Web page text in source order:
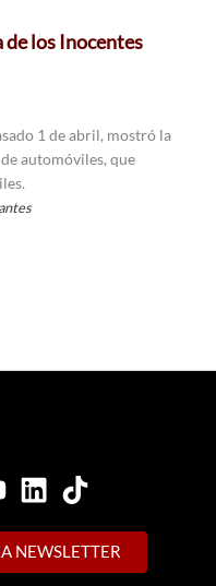
de los Inocentes
1 de abril, mostró la
automóviles, que
NEWSLETTER